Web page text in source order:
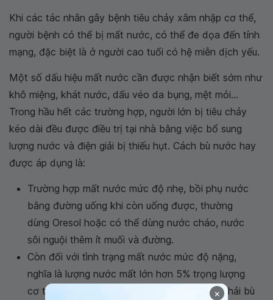
Khi các tác nhân gây bệnh tiêu chảy xâm nhập cơ thể,
người bệnh có thể bị mất nước, có thể đe dọa đến tính
mạng, đặc biệt là ở người cao tuổi có hệ miễn dịch yếu.
Một số dấu hiệu mất nước cần được nhận biết sớm như
khô miệng, khát nước, dấu véo da bụng, mệt mỏi...
Trong hầu hết các trường hợp, người lớn bị tiêu chảy
kéo dài đều được điều trị tại nhà bằng việc bổ sung
lượng nước và điện giải bị thiếu hụt. Cách bù nước hay
được áp dụng là:
Trường hợp mất nước mức độ nhẹ, bồi phụ nước
bằng đường uống khi còn uống được, thường
dùng Oresol hoặc có thể dùng nước cháo, nước
sôi nguội thêm ít muối và đường.
Còn đối với tình trạng mất nước mức độ nặng,
nghĩa là lượng nước mất lớn hơn 5% trọng lượng
cơ thể hoặc khi uống không có kết quả thì phải bù
×